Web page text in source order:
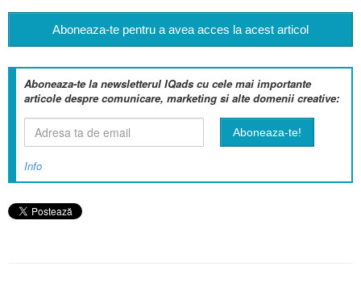
Aboneaza-te pentru a avea acces la acest articol
Aboneaza-te la newsletterul IQads cu cele mai importante
articole despre comunicare, marketing si alte domenii creative:
Info